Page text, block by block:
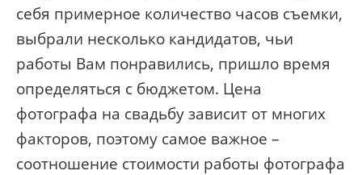
себя примерное количество часов съемки,
выбрали несколько кандидатов, чьи
работы Вам понравились, пришло время
определяться с бюджетом. Цена
фотографа на свадьбу зависит от многих
факторов, поэтому самое важное –
соотношение стоимости работы фотографа